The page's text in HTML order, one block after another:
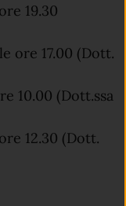
19.30
ore 17.00 (Dott.
10.00 (Dott.ssa
12.30 (Dott.